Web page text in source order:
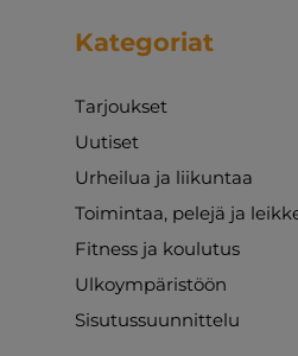
Kategoriat
Tarjoukset
Uutiset
Urheilua ja liikuntaa
Toimintaa, pelejä ja
Fitness ja koulutus
Ulkoympäristöön
Sisutussuunnittelu